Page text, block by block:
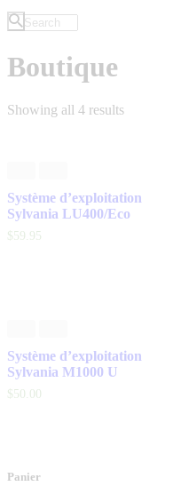
Boutique
Showing all 4 results
Système d’exploitation
Sylvania LU400/Eco
$59 95
Système d’exploitation
Sylvania M1000 U
$50. 00
Panier